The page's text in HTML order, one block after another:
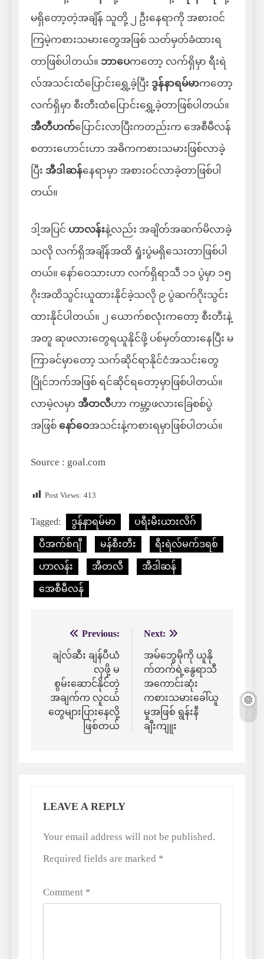
မရှိတော့တဲ့အချိန် သူတို့ ၂ ဦးနေရာကို အစားဝင်
ကြမဲ့ကစားသမားတွေအဖြစ် သတ်မှတ်ခံထားရ
တာဖြစ်ပါတယ်။ ဘာပေကတော့ လက်ရှိမှာ ရီးရဲ
လ်အသင်းထံပြောင်းရွှေ့ခဲ့ပြီး ဒွန်နာရမ်မာကတော့
လက်ရှိမှာ စီးတီးထံပြောင်းရွှေ့ခဲ့တာဖြစ်ပါတယ်။
အီတီဟက်ပြောင်းလာပြီးကတည်းက အေစီမီလန်
စတားဟောင်းဟာ အဓိကကစားသမားဖြစ်လာခဲ့
ပြီး အီဒါဆန်နေရာမှာ အစားဝင်လာခဲ့တာဖြစ်ပါ
တယ်။
ဒါ့အပြင် ဟာလန်းနဲ့လည်း အချိတ်အဆက်မိလာခဲ့
သလို လက်ရှိအချိန်အထိ ရှုံးပွဲမရှိသေးတာဖြစ်ပါ
တယ်။ နော်ဝေသားဟာ လက်ရှိရာသီ ၁၁ ပွဲမှာ ၁၅
ဂိုးအထိသွင်းယူထားနိုင်ခဲ့သလို ၉ ပွဲဆက်ဂိုးသွင်း
ထားနိုင်ပါတယ်။ ၂ ယောက်စလုံးကတော့ စီးတီးနဲ့
အတူ ဆုဖလားတွေရယူနိုင်ဖို့ ပစ်မှတ်ထားနေပြီး မ
ကြာခင်မှာတော့ သက်ဆိုင်ရာနိုင်ငံအသင်းတွေ
ပြိုင်ဘက်အဖြစ် ရင်ဆိုင်ရတော့မှာဖြစ်ပါတယ်။
လာမဲ့လမှာ အီတလီဟာ ကမ္ဘာ့ဖလားခြေစစ်ပွဲ
အဖြစ် နော်ဝေအသင်းနဲ့ကစားရမှာဖြစ်ပါတယ်။
Source : goal.com
Post Views: 413
Tagged: ဒွန်နာရမ်မာ ပရီးမီးယားလိဂ်
ပီအက်စ်ဂျီ မန်စီးတီး ရီးရဲလ်မက်ဒရစ်
ဟာလန်း အီတလီ အီဒါဆန်
အေစီမီလန်
navigation
Previous:
ချဲလ်ဆီး ချန်ပီယံ
လုဖို့ မ
စွမ်းဆောင်နိုင်တဲ့
အချက်က လူငယ်
တွေများပြားနေလို့
ဖြစ်တယ်
Next:
အမ်ဘွေမိုကို ယူနို
က်တက်ရဲ့နွေရာသီ
အကောင်းဆုံး
ကစားသမားခေါ်ယူ
မှုအဖြစ် ရွန်းနီ
ချီးကျူး
LEAVE A REPLY
Your email address will not be published.
Required fields are marked *
Comment *
Alternative: